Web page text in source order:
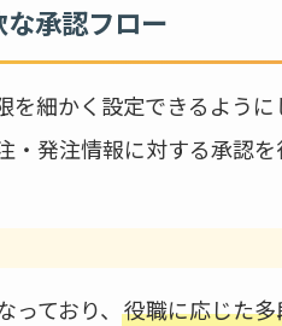
承認フロー
細かく設定できるように
発注情報に対する承認を
ており、 役職に応じた